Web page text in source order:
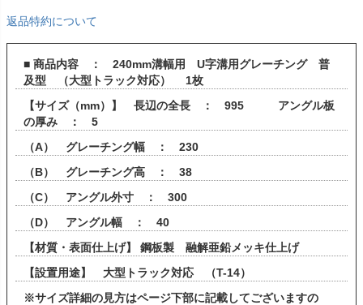
返品特約について
■ 商品内容 ： 240mm溝幅用 U字溝用グレーチング 普
及型 （大型トラック対応） 1枚
【サイズ（mm）】 長辺の全長 ： 995 アングル板
の厚み ： 5
（A） グレーチング幅 ： 230
（B） グレーチング高 ： 38
（C） アングル外寸 ： 300
（D） アングル幅 ： 40
【材質・表面仕上げ】 鋼板製 融解亜鉛メッキ仕上げ
【設置用途】 大型トラック対応 （T-14）
※サイズ詳細の見方はページ下部に記載してございますの